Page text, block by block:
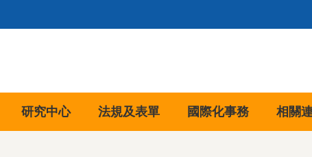
研究中心 法規及表單 國際化事務 相關